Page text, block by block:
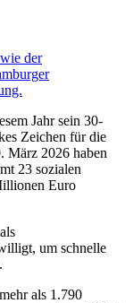
Jahr sein 30-
Zeichen für die
März 2026 haben
23 sozialen
Euro
um schnelle
als 1.790